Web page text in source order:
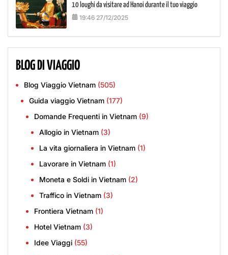
10 loughi da visitare ad Hanoi durante il tuo viaggio
19:46 27/12/2025
BLOG DI VIAGGIO
Blog Viaggio Vietnam (505)
Guida viaggio Vietnam (177)
Domande Frequenti in Vietnam (9)
Allogio in Vietnam (3)
La vita giornaliera in Vietnam (1)
Lavorare in Vietnam (1)
Moneta e Soldi in Vietnam (2)
Traffico in Vietnam (3)
Frontiera Vietnam (1)
Hotel Vietnam (3)
Idee Viaggi (55)